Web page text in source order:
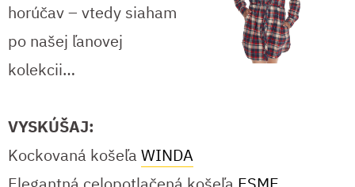
horúčav – vtedy siaham
po našej ľanovej
kolekcii…
VYSKÚŠAJ:
Kockovaná košeľa WINDA